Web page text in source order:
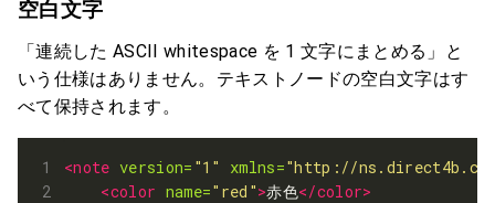
空白文字
「連続した ASCII whitespace を 1 文字にまとめる」と
いう仕様はありません。テキストノードの空白文字はす
べて保持されます。
<note version= "1" xmlns="http://
<color name="red">赤色</color>